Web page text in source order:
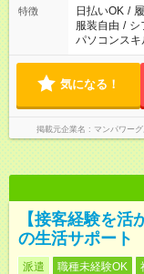
特徴 日払いOK /
服装自由 / シ
パソコンスキ
気になる！
掲載元企業名 マンパワー
【接客経験を活
の生活サポート
派遣 職種未経験OK